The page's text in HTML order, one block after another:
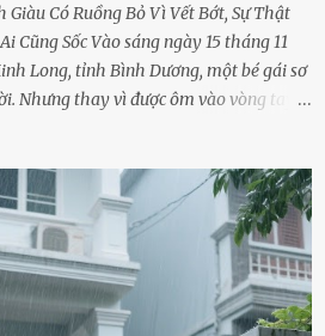
Có Ruồng Bỏ Vì Vết Bớt, Sự Thật
Cũng Sốc Vào sáng ngày 15 tháng 11
Long, tỉnh Bình Dương, một bé gái sơ
Nhưng thay vì được ôm vào vòng tay
Trần Quốc Tùng xem như điềm gở. Ông
lực có tiếng ở Bình Dương, cùng vợ là
định nhẫn tâm: bỏ lại đứa trẻ. Họ
nuôi dưỡng” và ký vào giấy từ chối
viện xử lý bé như một trường hợp bị
ruột của họ – Trần Lệ Mi – vẫn đang